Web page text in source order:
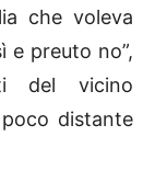
che voleva
e preuto no”,
del vicino
distante